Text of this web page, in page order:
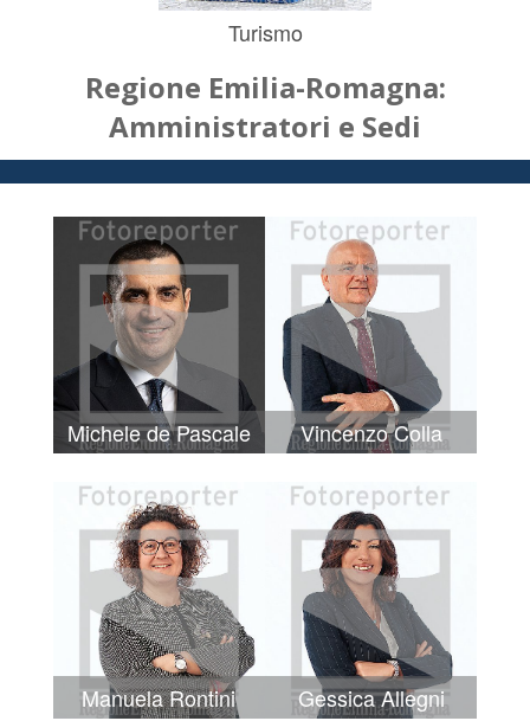
Turismo
Regione Emilia-Romagna:
Amministratori e Sedi
Michele de Pascale Vincenzo Colla
Manuela Rontini Gessica Allegni